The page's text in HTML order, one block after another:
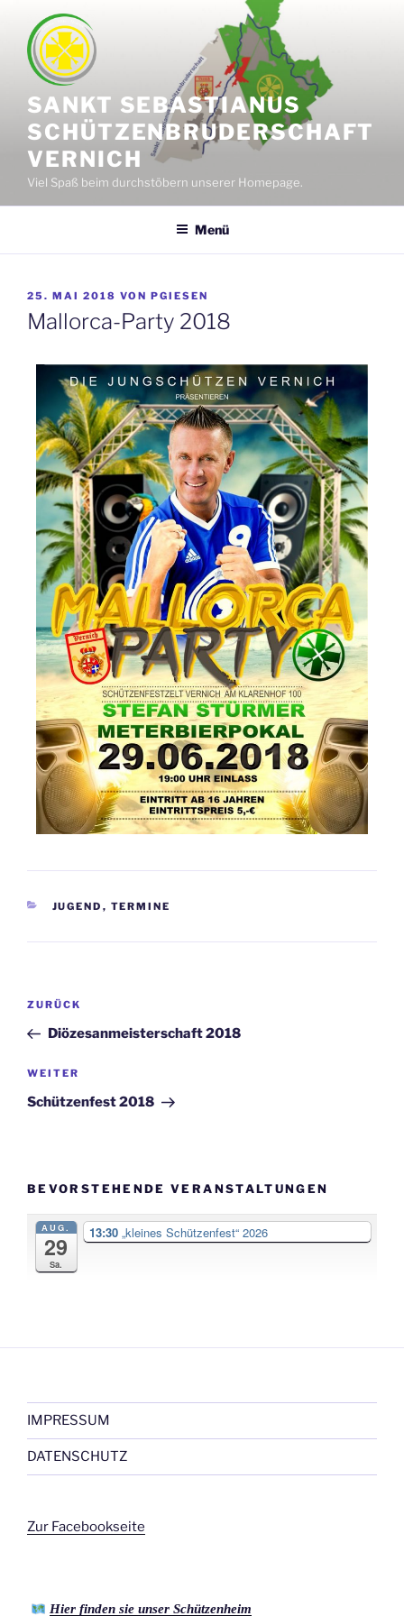
SANKT SEBASTIANUS
SCHÜTZENBRUDERSCHAFT
VERNICH
Viel Spaß beim durchstöbern unserer Homepage.
Menü
25. MAI 2018 VON PGIESEN
Mallorca-Party 2018
JUGEND , TERMINE
ZURÜCK
Diözesanmeisterschaft 2018
WEITER
Schützenfest 2018
BEVORSTEHENDE VERANSTALTUNGEN
AUG.
29
Sa.
13:30 „kleines Schützenfest“ 2026
IMPRESSUM
DATENSCHUTZ
Zur Facebookseite
Hier finden sie unser Schützenheim